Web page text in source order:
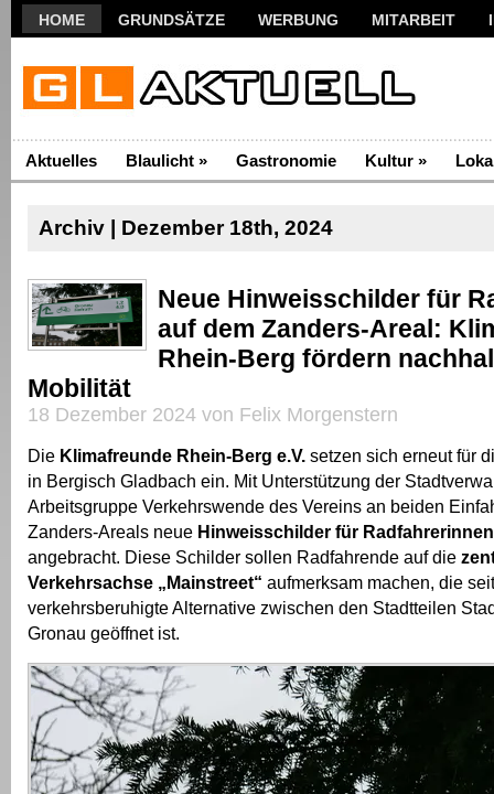
HOME GRUNDSÄTZE WERBUNG MITARBEIT
Aktuelles Blaulicht » Gastronomie Kultur »
Archiv | Dezember 18th, 2024
Neue Hinweisschilder für
auf dem Zanders-Areal:
Rhein-Berg fördern
Mobilität
18 Dezember 2024 von Felix Morgenstern
Die Klimafreunde Rhein-Berg e.V. setzen sich erneut für
in Bergisch Gladbach ein. Mit Unterstützung der
Arbeitsgruppe Verkehrswende des Vereins an beiden
Zanders-Areals neue Hinweisschilder für
angebracht. Diese Schilder sollen Radfahrende auf die
Verkehrsachse „Mainstreet“ aufmerksam machen, die
verkehrsberuhigte Alternative zwischen den Stadtteilen
Gronau geöffnet ist.